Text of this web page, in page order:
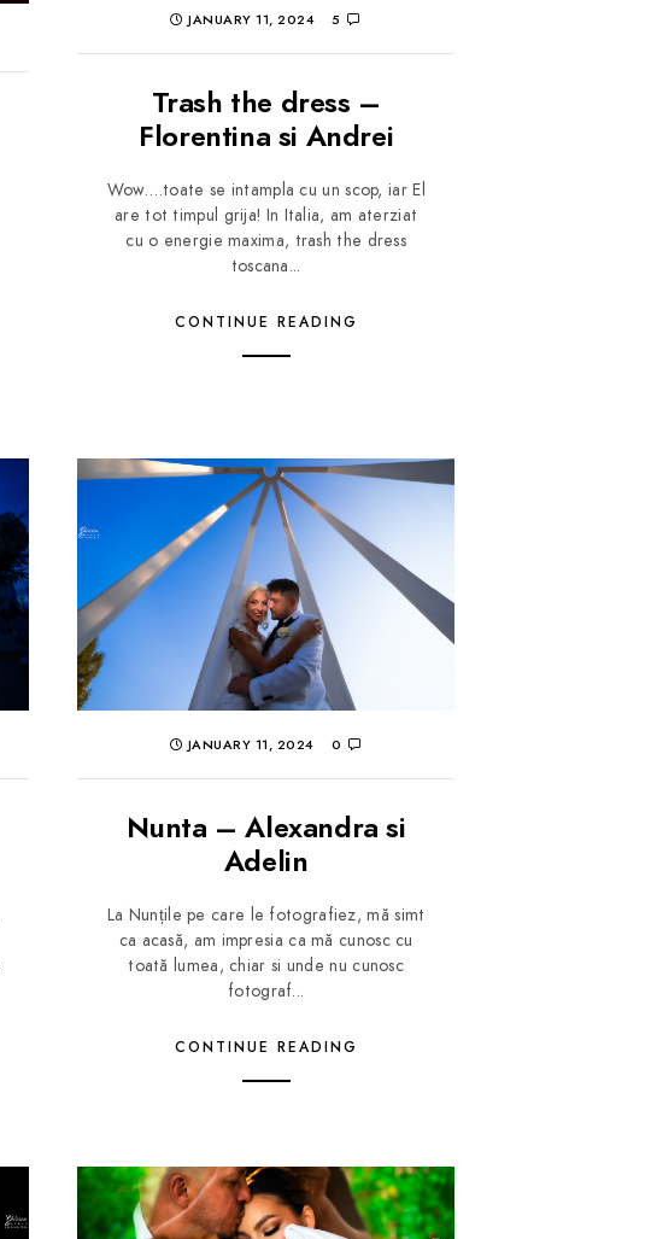
JANUARY 11, 2024 5
Trash the dress –
Florentina si Andrei
Wow….toate se intampla cu un scop, iar El
are tot timpul grija! In Italia, am aterziat
cu o energie maxima, trash the dress
toscana...
CONTINUE READING
JANUARY 11, 2024 0
Nunta – Alexandra si
Adelin
La Nunțile pe care le fotografiez, mă simt
ca acasă, am impresia ca mă cunosc cu
toată lumea, chiar si unde nu cunosc
fotograf...
CONTINUE READING